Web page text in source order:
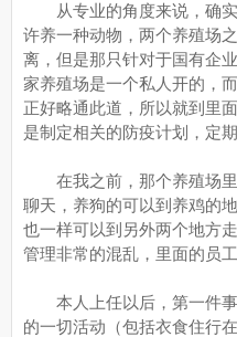
从专业的角度来说，确实
许养一种动物，两个养殖场
离，但是那只针对于国有企
家养殖场是一个私人开的，
正好略通此道，所以就到里
是制定相关的防疫计划，定
在我之前，那个养殖场里
聊天，养狗的可以到养鸡的
也一样可以到另外两个地方
管理非常的混乱，里面的员工
本人上任以后，第一件事
的一切活动（包括衣食住行